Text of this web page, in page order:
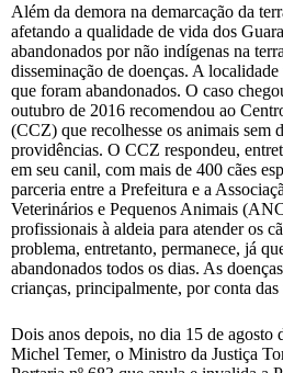
Além da demora na demarcação da
afetando a qualidade de vida dos
abandonados por não indígenas na
disseminação de doenças. A
que foram abandonados. O caso
outubro de 2016 recomendou ao
(CCZ) que recolhesse os animais sem
providências. O CCZ respondeu,
em seu canil, com mais de 400 cães
parceria entre a Prefeitura e a
Veterinários e Pequenos Animais
profissionais à aldeia para atender os
problema, entretanto, permanece, já
abandonados todos os dias. As
crianças, principalmente, por conta das
Dois anos depois, no dia 15 de agosto
Michel Temer, o Ministro da Justiça